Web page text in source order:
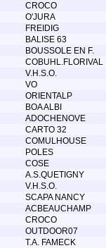
CROCO
O'JURA
FREIDIG
BALISE 63
BOUSSOLE EN F.
COBUHL.FLORIVAL
V.H.S.O.
VO
ORIENTALP
BOA ALBI
ADOCHENOVE
CARTO 32
COMULHOUSE
POLES
COSE
A.S.QUETIGNY
V.H.S.O.
SCAPA NANCY
ACBEAUCHAMP
CROCO
OUTDOOR07
T.A. FAMECK